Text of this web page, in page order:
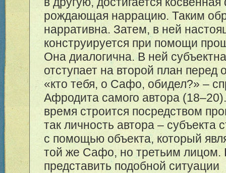
рождающая наррацию. Таким
нарративна. Затем, в ней
конструируется при помощи
Она диалогична. В ней
отступает на второй план
«кто тебя, о Сафо, обидел?» –
Афродита самого автора (18–20
время строится посредством
так личность автора – субъекта
с помощью объекта, который
той же Сафо, но третьим лицом.
представить подобной ситуации